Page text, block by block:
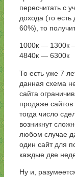
пересчитать с
дохода (то
60%), то
1000к — 1300к
4840к — 6300к
То есть уже 7
данная схема
сайта
продаже
тогда число
возникнут
любом случае
один сайт для
каждые две
Ну и,